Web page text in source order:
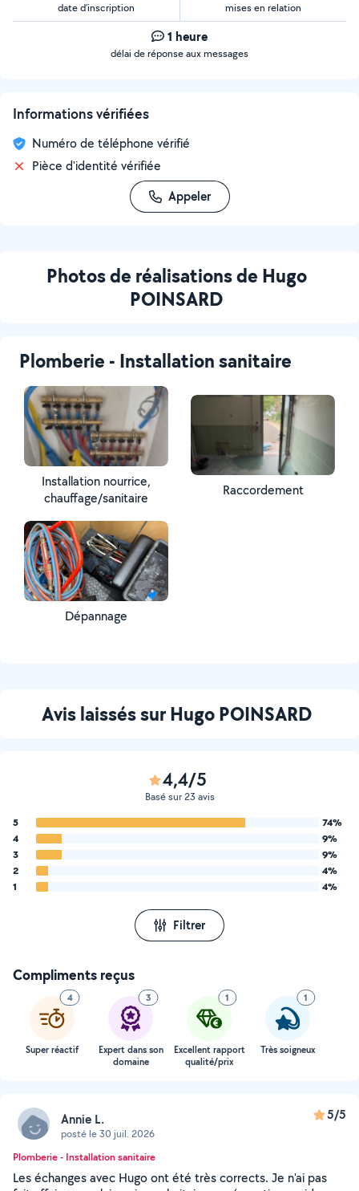
date d’inscription mises en relation
1 heure
délai de réponse aux messages
Informations vérifiées
Numéro de téléphone vérifié
Pièce d'identité vérifiée
Appeler
Photos de réalisations de Hugo
POINSARD
Plomberie - Installation sanitaire
Installation nourrice,
chauffage/sanitaire
Raccordement
Dépannage
Avis laissés sur Hugo POINSARD
4,4/5
Basé sur 23 avis
5
74%
4
9%
3
9%
2
4%
1
4%
Filtrer
Compliments reçus
4
Super réactif
3
Expert dans son
domaine
1
Excellent rapport
qualité/prix
1
Très soigneux
Annie L.
posté le 30 juil. 2026
5/5
Plomberie - Installation sanitaire
Les échanges avec Hugo ont été très corrects. Je n'ai pas